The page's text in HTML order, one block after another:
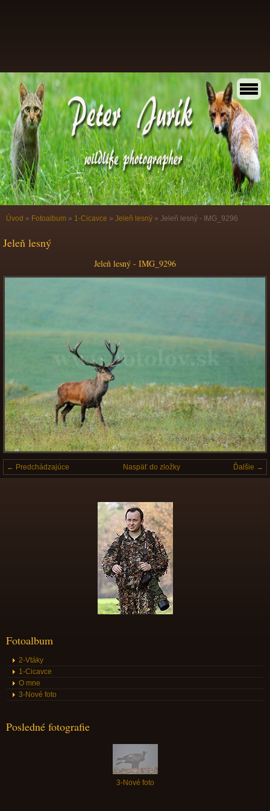
Úvod » Fotoalbum » 1-Cicavce » Jeleň lesný » Jeleň lesný - IMG_9296
Jeleň lesný
Jeleň lesný - IMG_9296
← Predchádzajúce Ďalšie →
Naspäť do zložky
Fotoalbum
2-Vtáky
1-Cicavce
O mne
3-Nové foto
Posledné fotografie
3-Nové foto